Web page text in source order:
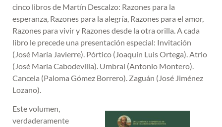
cinco libros de Martín Descalzo: Razones para la
esperanza, Razones para la alegría, Razones para el amor,
Razones para vivir y Razones desde la otra orilla. A cada
libro le precede una presentación especial: Invitación
(José María Javierre). Pórtico (Joaquín Luis Ortega). Atrio
(José María Cabodevilla). Umbral (Antonio Montero).
Cancela (Paloma Gómez Borrero). Zaguán (José Jiménez
Lozano).
Este volumen,
verdaderamente